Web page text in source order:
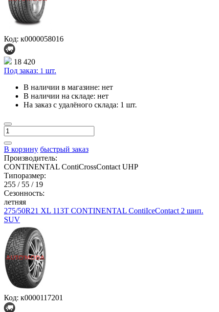
Код: к0000058016
18 420
Под заказ: 1 шт.
В наличии в магазине: нет
В наличии на складе: нет
На заказ с удалёного склада: 1 шт.
В корзину быстрый заказ
Производитель:
CONTINENTAL ContiCrossContact UHP
Типоразмер:
255 / 55 / 19
Сезонность:
летняя
275/50R21 XL 113T CONTINENTAL ContiIceContact 2 шип.
SUV
Код: к0000117201